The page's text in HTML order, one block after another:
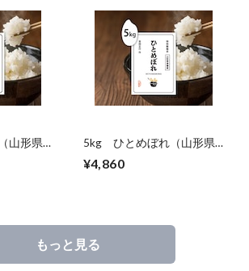
山形県
5kg ひとめぼれ（山形県
¥4,860
もっと見る